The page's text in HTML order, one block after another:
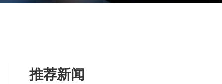
推荐新闻